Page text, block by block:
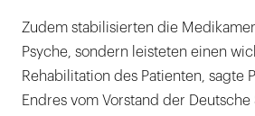
Zudem stabilisierten die
Psyche, sondern leisteten einen
Rehabilitation des Patienten, sagte
Endres vom Vorstand der